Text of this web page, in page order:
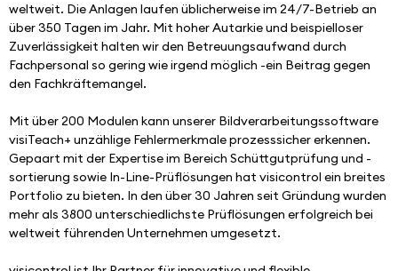
weltweit. Die Anlagen laufen üblicherweise im 24/7-Betrieb an
über 350 Tagen im Jahr. Mit hoher Autarkie und beispielloser
Zuverlässigkeit halten wir den Betreuungsaufwand durch
Fachpersonal so gering wie irgend möglich -ein Beitrag gegen
den Fachkräftemangel.
Mit über 200 Modulen kann unserer Bildverarbeitungssoftware
visiTeach+ unzählige Fehlermerkmale prozesssicher erkennen.
Gepaart mit der Expertise im Bereich Schüttgutprüfung und -
sortierung sowie In-Line-Prüflösungen hat visicontrol ein breites
Portfolio zu bieten. In den über 30 Jahren seit Gründung wurden
mehr als 3800 unterschiedlichste Prüflösungen erfolgreich bei
weltweit führenden Unternehmen umgesetzt.